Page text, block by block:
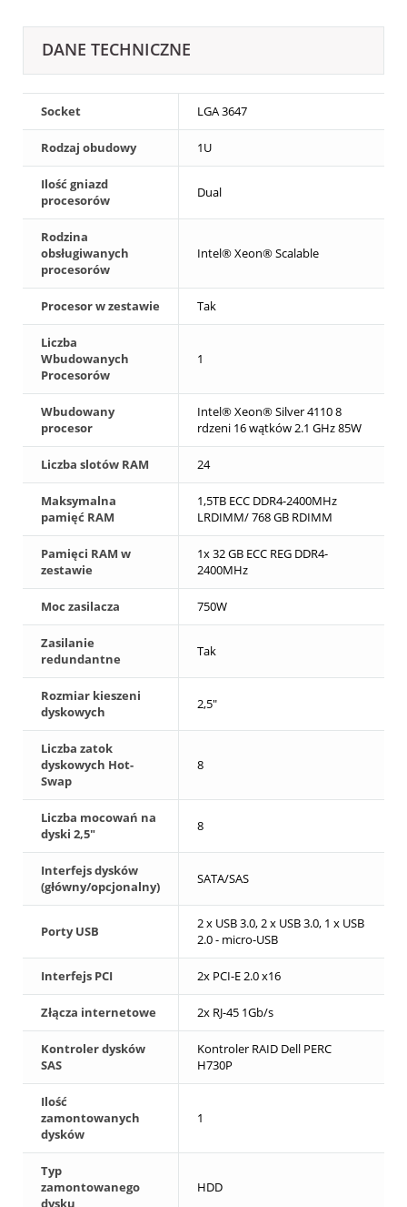
DANE TECHNICZNE
Socket LGA 3647
Rodzaj obudowy 1U
Ilość gniazd
procesorów
Dual
Rodzina
obsługiwanych
procesorów
Intel® Xeon® Scalable
Procesor w zestawie Tak
Liczba
Wbudowanych
Procesorów
1
Wbudowany
procesor
Intel® Xeon® Silver 4110 8
rdzeni 16 wątków 2.1 GHz 85W
Liczba slotów RAM 24
Maksymalna
pamięć RAM
1,5TB ECC DDR4-2400MHz
LRDIMM/ 768 GB RDIMM
Pamięci RAM w
zestawie
1x 32 GB ECC REG DDR4-
2400MHz
Moc zasilacza 750W
Zasilanie
redundantne
Tak
Rozmiar kieszeni
dyskowych
2,5"
Liczba zatok
dyskowych Hot-
Swap
8
Liczba mocowań na
dyski 2,5"
8
Interfejs dysków
(główny/opcjonalny)
SATA/SAS
Porty USB
2 x USB 3.0, 2 x USB 3.0, 1 x USB
2.0 - micro-USB
Interfejs PCI 2x PCI-E 2.0 x16
Złącza internetowe 2x RJ-45 1Gb/s
Kontroler dysków
SAS
Kontroler RAID Dell PERC
H730P
Ilość
zamontowanych
dysków
1
Typ
zamontowanego
dysku
HDD